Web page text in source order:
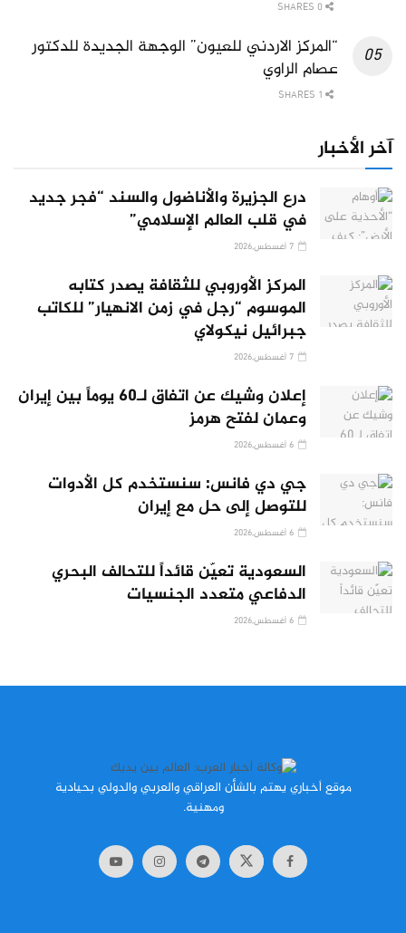
“المركز الاردني للعيون” الوجهة الجديدة للدكتور
عصام الراوي
آخر الأخبار
درع الجزيرة والأناضول والسند “فجر جديد
في قلب العالم الإسلامي”
المركز الأوروبي للثقافة يصدر كتابه
الموسوم “رجل في زمن الانهيار” للكاتب
جبرائيل نيكولاي
إعلان وشيك عن اتفاق لـ60 يوماً بين إيران
وعمان لفتح هرمز
جي دي فانس: سنستخدم كل الأدوات
للتوصل إلى حل مع إيران
السعودية تعيّن قائداً للتحالف البحري
الدفاعي متعدد الجنسيات
موقع أخباري يهتم بالشأن العراقي والعربي والدولي بحيادية
ومهنية.